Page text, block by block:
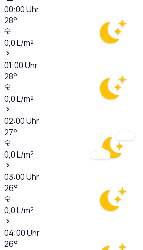
00:00Uhr
28°
0,0L/m²
01:00Uhr
28°
0,0L/m²
02:00Uhr
27°
0,0L/m²
03:00Uhr
26°
0,0L/m²
04:00Uhr
26°